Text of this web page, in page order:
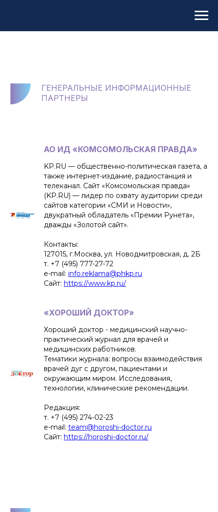
ГЕНЕРАЛЬНЫЕ ИНФОРМАЦИОННЫЕ
ПАРТНЕРЫ
АО ИД «КОМСОМОЛЬСКАЯ ПРАВДА»
KP.RU — общественно-политическая газета, а
также интернет-издание, радиостанция и
телеканал. Сайт «Комсомольская правда»
(KP.RU) — лидер по охвату аудитории среди
сайтов категории «СМИ и Новости»,
двукратный обладатель «Премии Рунета»,
дважды «Золотой сайт».
Контакты:
127015, г.Москва, ул. Новодмитровская, д. 2Б
т. +7 (495) 777-27-72
e-mail: info.reklama@phkp.ru
Сайт: https://www.kp.ru/
«ХОРОШИЙ ДОКТОР»
Хороший доктор - медицинский научно-
практический журнал для врачей и
медицинских работников.
Тематики журнала: вопросы взаимодействия
врачей дуг с другом, пациентами и
окружающим миром. Исследования,
технологии, клинические рекомендации.
Редакция:
т. +7 (495) 274-02-23
e-mail: team@horoshi-doctor.ru
Сайт: https://horoshi-doctor.ru/